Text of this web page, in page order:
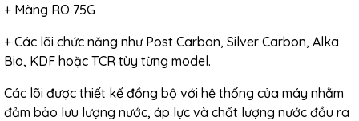
+ Màng RO 75G
+ Các lõi chức năng như Post Carbon, Silver Carbon, Alka
Bio, KDF hoặc TCR tùy từng model.
Các lõi được thiết kế đồng bộ với hệ thống của máy nhằm
đảm bảo lưu lượng nước, áp lực và chất lượng nước đầu ra